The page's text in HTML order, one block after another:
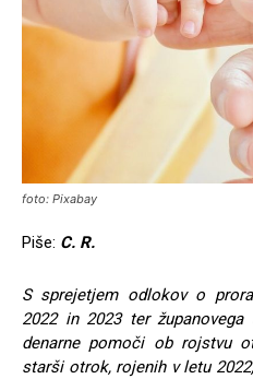
foto: Pixabay
Piše: C. R.
S sprejetjem odlokov o
2022 in 2023 ter
denarne pomoči ob rojstvu
starši otrok, rojenih v letu 2022,